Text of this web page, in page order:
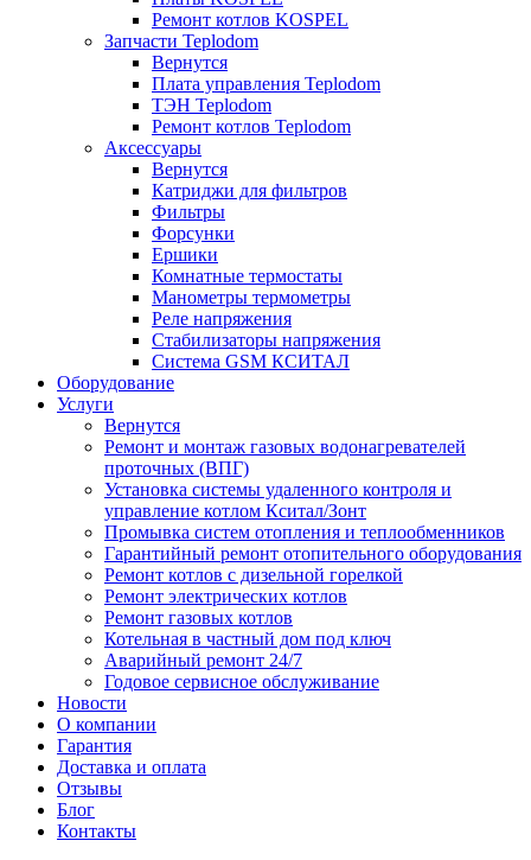
Ремонт котлов KOSPEL
Запчасти Teplodom
Вернутся
Плата управления Teplodom
ТЭН Teplodom
Ремонт котлов Teplodom
Аксессуары
Вернутся
Катриджи для фильтров
Фильтры
Форсунки
Ершики
Комнатные термостаты
Манометры термометры
Реле напряжения
Стабилизаторы напряжения
Система GSM КСИТАЛ
Оборудование
Услуги
Вернутся
Ремонт и монтаж газовых водонагревателей
проточных (ВПГ)
Установка системы удаленного контроля и
управление котлом Кситал/Зонт
Промывка систем отопления и теплообменников
Гарантийный ремонт отопительного оборудования
Ремонт котлов с дизельной горелкой
Ремонт электрических котлов
Ремонт газовых котлов
Котельная в частный дом под ключ
Аварийный ремонт 24/7
Годовое сервисное обслуживание
Новости
О компании
Гарантия
Доставка и оплата
Отзывы
Блог
Контакты